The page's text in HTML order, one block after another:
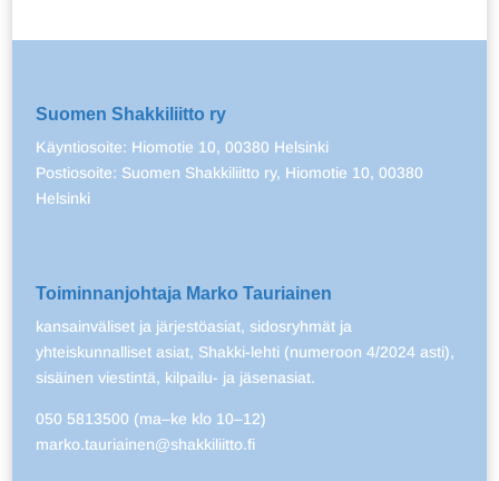
Suomen Shakkiliitto ry
Käyntiosoite: Hiomotie 10, 00380 Helsinki
Postiosoite: Suomen Shakkiliitto ry, Hiomotie 10, 00380
Helsinki
Toiminnanjohtaja Marko Tauriainen
kansainväliset ja järjestöasiat, sidosryhmät ja
yhteiskunnalliset asiat, Shakki-lehti (numeroon 4/2024 asti),
sisäinen viestintä, kilpailu- ja jäsenasiat.
050 5813500 (ma–ke klo 10–12)
marko.tauriainen@shakkiliitto.fi